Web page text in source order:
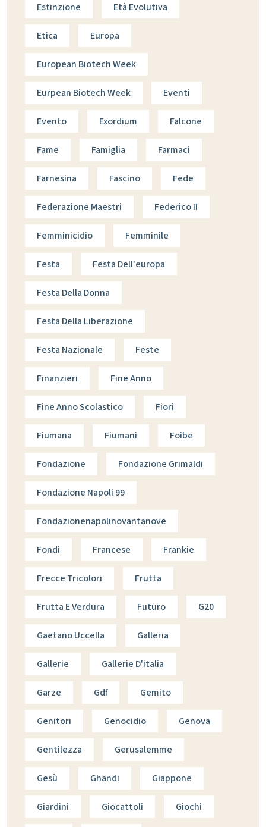
Estinzione Età Evolutiva
Etica Europa
European Biotech Week
Eurpean Biotech Week Eventi
Evento Exordium Falcone
Fame Famiglia Farmaci
Farnesina Fascino Fede
Federazione Maestri Federico II
Femminicidio Femminile
Festa Festa Dell'europa
Festa Della Donna
Festa Della Liberazione
Festa Nazionale Feste
Finanzieri Fine Anno
Fine Anno Scolastico Fiori
Fiumana Fiumani Foibe
Fondazione Fondazione Grimaldi
Fondazione Napoli 99
Fondazionenapolinovantanove
Fondi Francese Frankie
Frecce Tricolori Frutta
Frutta E Verdura Futuro G20
Gaetano Uccella Galleria
Gallerie Gallerie D'italia
Garze Gdf Gemito
Genitori Genocidio Genova
Gentilezza Gerusalemme
Gesù Ghandi Giappone
Giardini Giocattoli Giochi